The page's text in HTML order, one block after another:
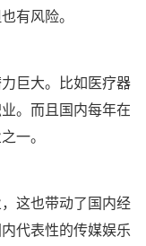
有风险。
巨大。比如医疗器
。而且国内每年在
一。
这也带动了国内经
代表性的传媒娱乐